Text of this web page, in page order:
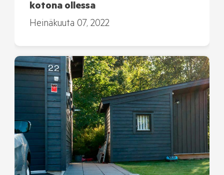
kotona ollessa
Heinäkuuta 07, 2022